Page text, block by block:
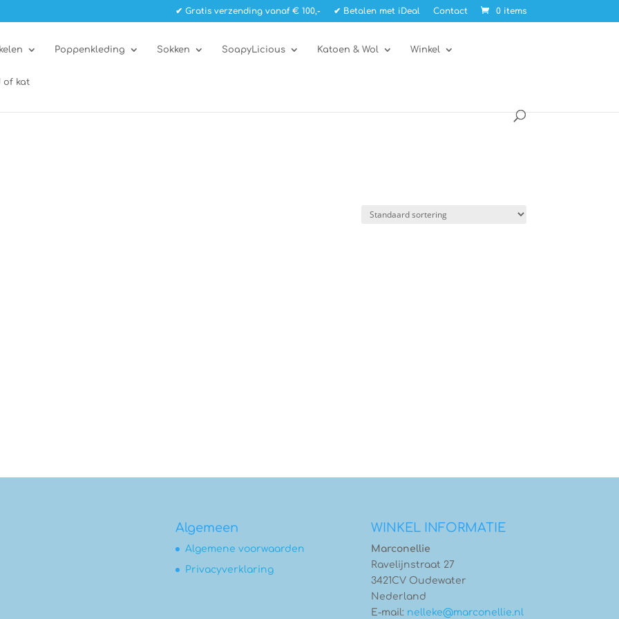
✔ Gratis verzending vanaf € 100,- ✔ Betalen met iDeal Contact 0 items
Poppenkleding Sokken SoapyLicious Katoen & Wol Winkel
of kat
Algemeen
Algemene voorwaarden
Privacyverklaring
WINKEL INFORMATIE
Marconellie
Ravelijnstraat 27
3421CV Oudewater
Nederland
E-mail: nelleke@marconellie.nl